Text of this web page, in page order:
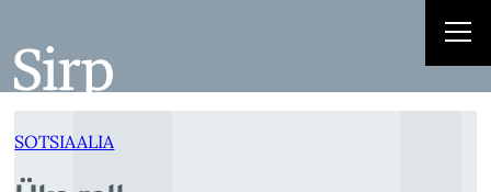
juurde
SOTSIAALIA